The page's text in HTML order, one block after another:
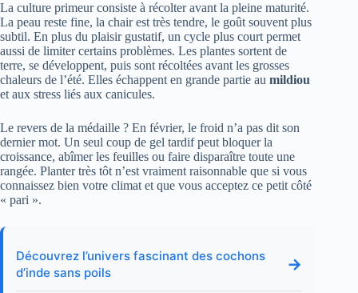
La culture primeur consiste à récolter avant la pleine maturité.
La peau reste fine, la chair est très tendre, le goût souvent plus
subtil. En plus du plaisir gustatif, un cycle plus court permet
aussi de limiter certains problèmes. Les plantes sortent de
terre, se développent, puis sont récoltées avant les grosses
chaleurs de l’été. Elles échappent en grande partie au mildiou
et aux stress liés aux canicules.
Le revers de la médaille ? En février, le froid n’a pas dit son
dernier mot. Un seul coup de gel tardif peut bloquer la
croissance, abîmer les feuilles ou faire disparaître toute une
rangée. Planter très tôt n’est vraiment raisonnable que si vous
connaissez bien votre climat et que vous acceptez ce petit côté
« pari ».
Découvrez l’univers fascinant des cochons
d’inde sans poils
→